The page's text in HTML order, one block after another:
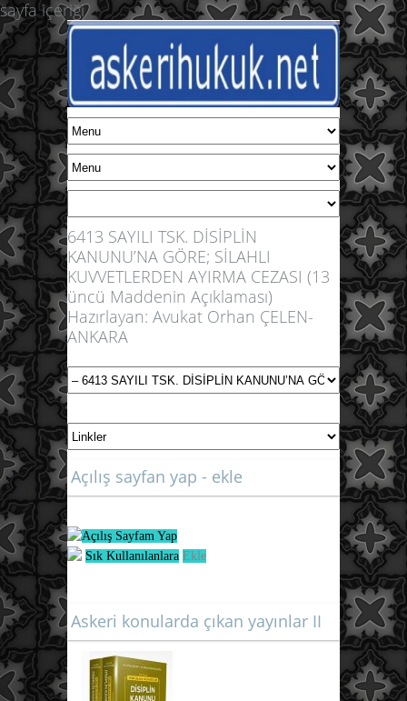
sayfa içeriği
6413 SAYILI TSK. DİSİPLİN
KANUNU’NA GÖRE; SİLAHLI
KUVVETLERDEN AYIRMA CEZASI (13
üncü Maddenin Açıklaması)
Hazırlayan: Avukat Orhan ÇELEN-
ANKARA
Açılış sayfan yap - ekle
Açılış Sayfam Yap
Sık Kullanılanlara Ekle
Askeri konularda çıkan yayınlar II